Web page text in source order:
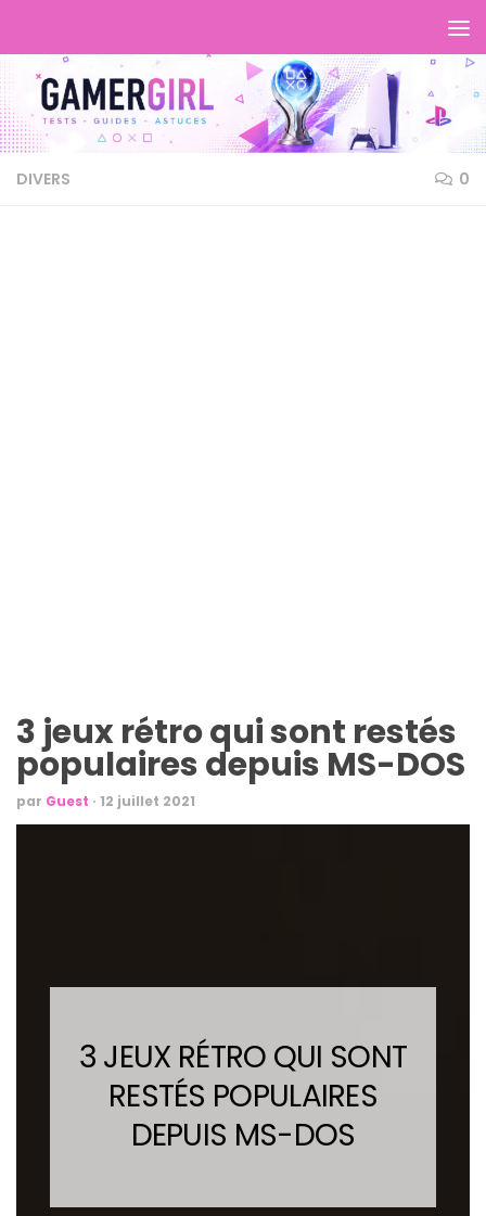
DIVERS 0
3 jeux rétro qui sont restés
populaires depuis MS-DOS
par Guest · 12 juillet 2021
3 JEUX RÉTRO QUI SONT
RESTÉS POPULAIRES
DEPUIS MS-DOS